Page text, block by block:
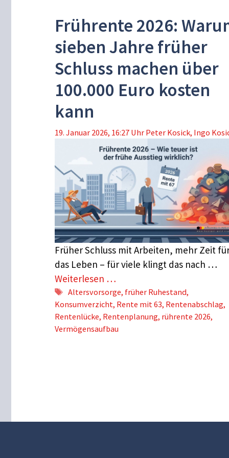
Frührente 2026:
sieben Jahre früher
Schluss machen über
100.000 Euro kosten
kann
19. Januar 2026, 16:27 Uhr Peter Kosick, Ingo
Früher Schluss mit Arbeiten, mehr Zeit
das Leben – für viele klingt das nach …
Weiterlesen …
Schlagwörter
Altersvorsorge, früher Ruhestand,
Konsumverzicht, Rente mit 63, Rentenabschlag,
Rentenlücke, Rentenplanung, rührente 2026,
Vermögensaufbau